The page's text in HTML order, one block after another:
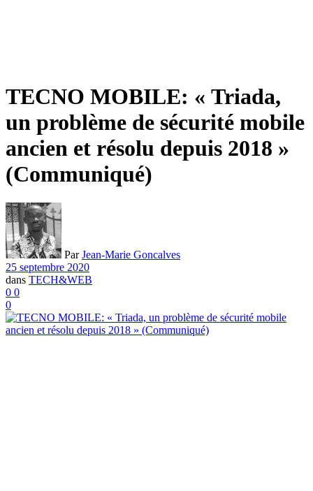
TECNO MOBILE: « Triada,
un problème de sécurité mobile
ancien et résolu depuis 2018 »
(Communiqué)
Par Jean-Marie Goncalves
25 septembre 2020
dans TECH&WEB
0 0
0